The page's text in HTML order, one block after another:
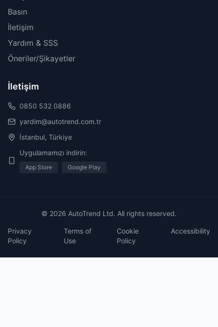
Basın
İletişim
Yardım & SSS
Öneriler/Şikayetler
İletişim
0850 532 0886
yardim@autotrend.com.tr
İstanbul, Türkiye
Uygulamamızı indirin:
App Store Google Play
© 2026 AutoTrend Ltd. All rights reserved.
Privacy
Policy
Terms of
Use
Cookie
Policy
Accessibility